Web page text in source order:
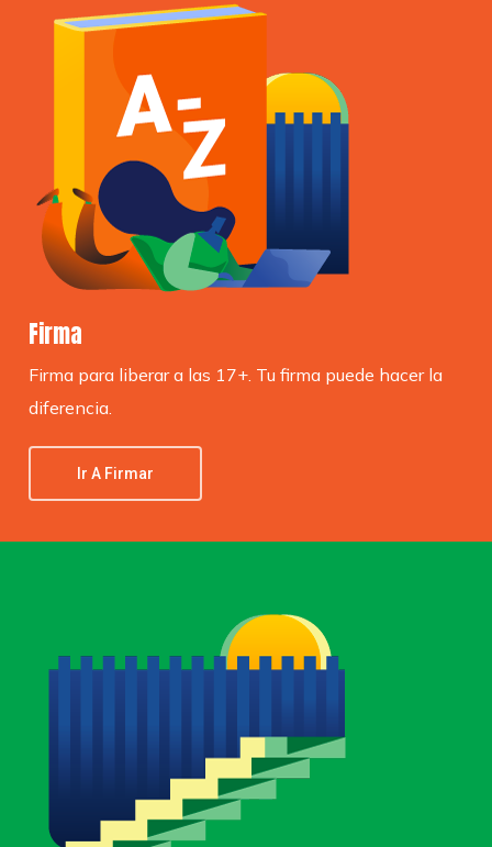
Firma
Firma para liberar a las 17+. Tu firma puede hacer la
diferencia.
Ir A Firmar